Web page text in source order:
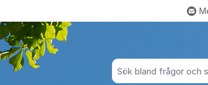
Sök bland alla inlägg